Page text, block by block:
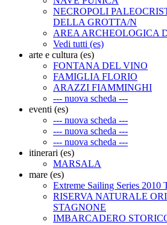
NECROPOLI
DELLA GROTTA/N
AREA ARCHEOLOGICA
Vedi tutti (es)
arte e cultura (es)
FONTANA DEL VINO
FAMIGLIA FLORIO
ARAZZI FIAMMINGHI
--- nuova scheda ---
eventi (es)
--- nuova scheda ---
--- nuova scheda ---
--- nuova scheda ---
itinerari (es)
MARSALA
mare (es)
Extreme Sailing Series 2010
RISERVA NATURALE
STAGNONE
IMBARCADERO